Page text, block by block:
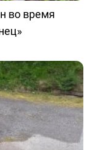
во время